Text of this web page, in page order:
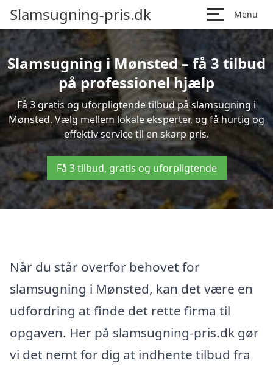
Slamsugning-pris.dk Menu
Slamsugning i Mønsted – få 3 tilbud
på professionel hjælp
Få 3 gratis og uforpligtende tilbud på slamsugning i
Mønsted. Vælg mellem lokale eksperter, og få hurtig og
effektiv service til en skarp pris.
Få 3 tilbud, gratis og uforpligtende
Når du står overfor behovet for
slamsugning i Mønsted, kan det være en
udfordring at finde det rette firma til
opgaven. Her på slamsugning-pris.dk gør
vi det nemt for dig at indhente tilbud fra